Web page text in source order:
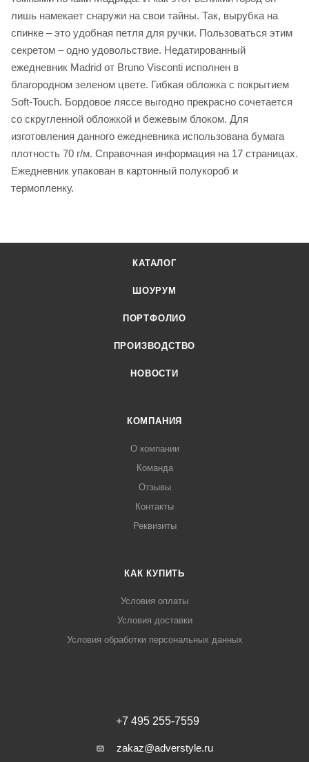
лишь намекает снаружи на свои тайны. Так, вырубка на
спинке – это удобная петля для ручки. Пользоваться этим
секретом – одно удовольствие. Недатированный
ежедневник Madrid от Bruno Visconti исполнен в
благородном зеленом цвете. Гибкая обложка с покрытием
Soft-Touch. Бордовое ляссе выгодно прекрасно сочетается
со скругленной обложкой и бежевым блоком. Для
изготовления данного ежедневника использована бумага
плотность 70 г/м. Справочная информация на 17 страницах.
Ежедневник упакован в картонный полукороб и
термопленку.
КАТАЛОГ
ШОУРУМ
ПОРТФОЛИО
ПРОИЗВОДСТВО
НОВОСТИ
КОМПАНИЯ
О компании
Команда
Отзывы
Контакты
Реквизиты
КАК КУПИТЬ
Условия оплаты
Условия доставки
Условия обработки персональных данных
+7 495 255-7559
zakaz@adverstyle.ru